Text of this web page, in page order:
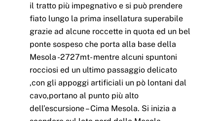
il tratto più impegnativo e si può prendere
fiato lungo la prima insellatura superabile
grazie ad alcune roccette in quota ed un bel
ponte sospeso che porta alla base della
Mesola -2727mt- mentre alcuni spuntoni
rocciosi ed un ultimo passaggio delicato
,con gli appoggi artificiali un pò lontani dal
cavo,portano al punto più alto
dell’escursione – Cima Mesola. Si inizia a